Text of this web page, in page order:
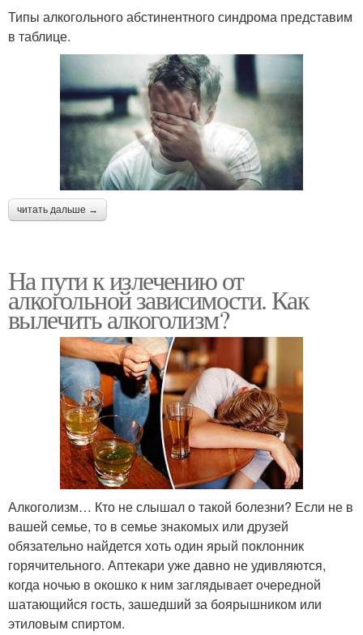
Типы алкогольного абстинентного синдрома представим
в таблице.
читать дальше →
На пути к излечению от
алкогольной зависимости. Как
вылечить алкоголизм?
Алкоголизм… Кто не слышал о такой болезни? Если не в
вашей семье, то в семье знакомых или друзей
обязательно найдется хоть один ярый поклонник
горячительного. Аптекари уже давно не удивляются,
когда ночью в окошко к ним заглядывает очередной
шатающийся гость, зашедший за боярышником или
этиловым спиртом.